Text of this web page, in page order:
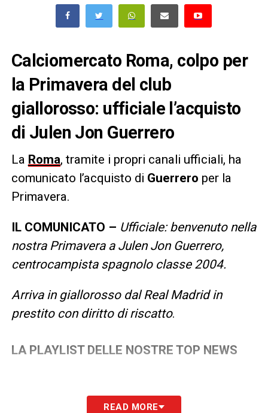
Calciomercato Roma, colpo per
la Primavera del club
giallorosso: ufficiale l’acquisto
di Julen Jon Guerrero
La Roma, tramite i propri canali ufficiali, ha
comunicato l’acquisto di Guerrero per la
Primavera.
IL COMUNICATO – Ufficiale: benvenuto nella
nostra Primavera a Julen Jon Guerrero,
centrocampista spagnolo classe 2004.
Arriva in giallorosso dal Real Madrid in
prestito con diritto di riscatto.
LA PLAYLIST DELLE NOSTRE TOP NEWS
READ MORE